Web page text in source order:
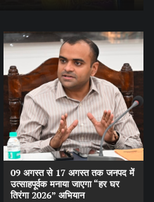
09 अगस्त से 17 अगस्त तक जनपद में
उत्साहपूर्वक मनाया जाएगा “हर घर
तिरंगा 2026” अभियान